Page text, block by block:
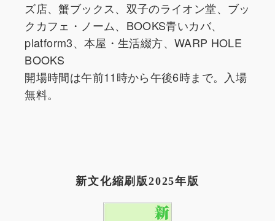
ズ店、蟹ブックス、双子のライオン堂、ブッ
クカフェ・ノーム、BOOKS青いカバ、
platform3、本屋・生活綴方、WARP HOLE
BOOKS
開場時間は午前11時から午後6時まで。入場
無料。
新文化縮刷版2025年版